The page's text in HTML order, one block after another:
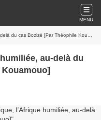
MENU
du cas Bozizé [Par Théophile Kouamouo]
au-delà du